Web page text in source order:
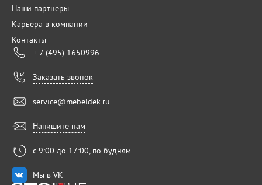
Наши партнеры
Карьера в компании
Контакты
+ 7 (495) 1650996
Заказать звонок
service@mebeldek.ru
Напишите нам
с 9:00 до 17:00, по будням
Мы в VK